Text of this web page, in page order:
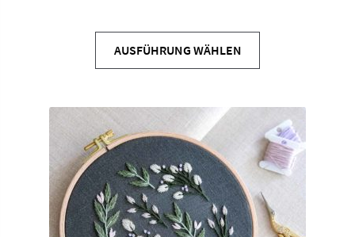
AUSFÜHRUNG WÄHLEN
Dieses
weist
Varianten
auf.
Die
Optionen
können
auf
der